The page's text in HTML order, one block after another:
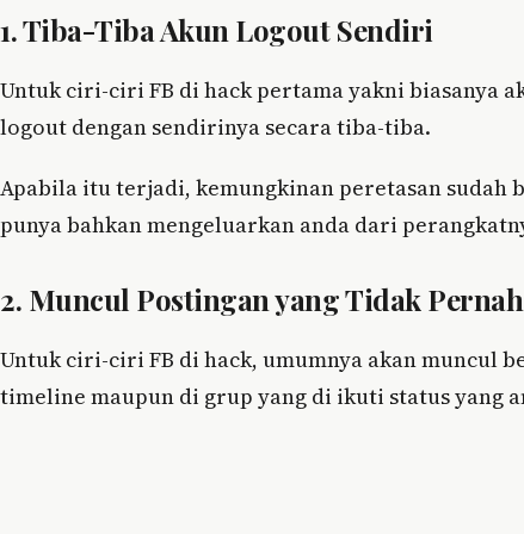
1. Tiba-Tiba Akun Logout Sendiri
Untuk ciri-ciri FB di hack pertama yakni biasanya
logout dengan sendirinya secara tiba-tiba.
Apabila itu terjadi, kemungkinan peretasan sudah
punya bahkan mengeluarkan anda dari
2. Muncul Postingan yang Tidak
Untuk ciri-ciri FB di hack, umumnya akan muncul
timeline maupun di grup yang di ikuti status yang